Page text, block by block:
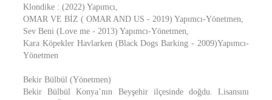
Klondike : (2022) Yapımcı,
OMAR VE BİZ ( OMAR AND US - 2019) Yapımcı-Yönetmen,
Sev Beni (Love me - 2013) Yapımcı-Yönetmen,
Kara Köpekler Havlarken (Black Dogs Barking - 2009)Yapımcı-
Yönetmen
Bekir Bülbül (Yönetmen)
Bekir Bülbül Konya’nın Beyşehir ilçesinde doğdu. Lisansını